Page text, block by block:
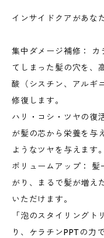
インサイドクアがあな
集中ダメージ補修： カ
てしまった髪の穴を、
酸（シスチン、アルギ
修復します。
ハリ・コシ・ツヤの復
が髪の芯から栄養を与
ようなツヤを与えます。
ボリュームアップ：
がり、まるで髪が増え
いただけます。
「泡のスタイリング
り、ケラチンPPTの力